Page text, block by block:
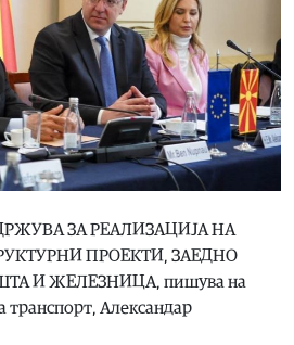
ЗА РЕАЛИЗАЦИЈА НА
ПРОЕКТИ, ЗАЕДНО
И ЖЕЛЕЗНИЦА, пишува на
транспорт, Александар